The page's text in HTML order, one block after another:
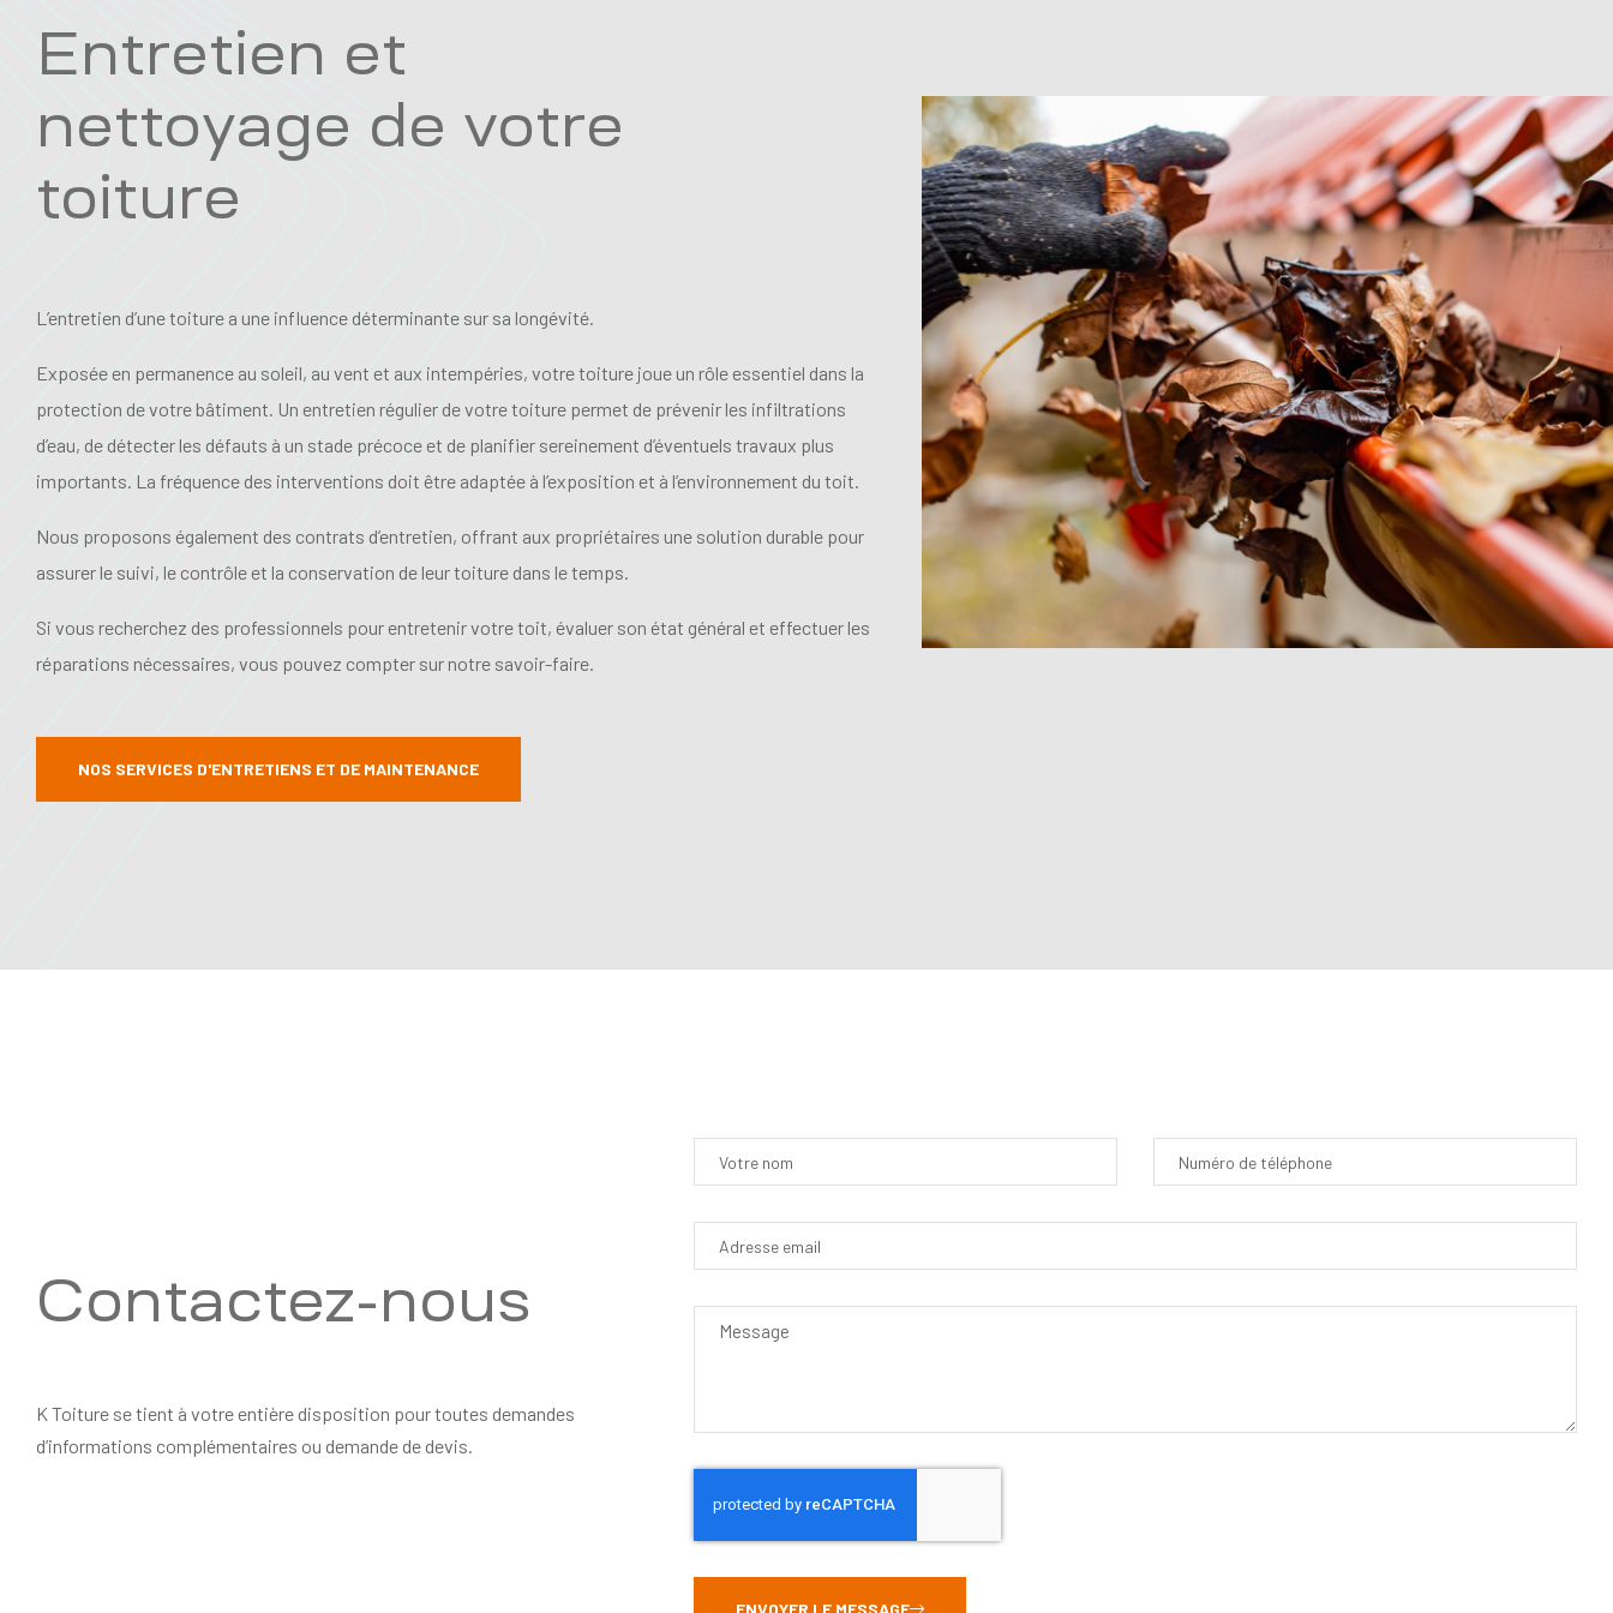
Entretien et
nettoyage de votre
toiture
L’entretien d’une toiture a une influence déterminante sur sa longévité.
Exposée en permanence au soleil, au vent et aux intempéries, votre toiture joue un rôle essentiel dans la
protection de votre bâtiment. Un entretien régulier de votre toiture permet de prévenir les infiltrations
d’eau, de détecter les défauts à un stade précoce et de planifier sereinement d’éventuels travaux plus
importants. La fréquence des interventions doit être adaptée à l’exposition et à l’environnement du toit.
Nous proposons également des contrats d’entretien, offrant aux propriétaires une solution durable pour
assurer le suivi, le contrôle et la conservation de leur toiture dans le temps.
Si vous recherchez des professionnels pour entretenir votre toit, évaluer son état général et effectuer les
réparations nécessaires, vous pouvez compter sur notre savoir-faire.
NOS SERVICES D'ENTRETIENS ET DE MAINTENANCE
Contactez-nous
K Toiture se tient à votre entière disposition pour toutes demandes
d’informations complémentaires ou demande de devis.